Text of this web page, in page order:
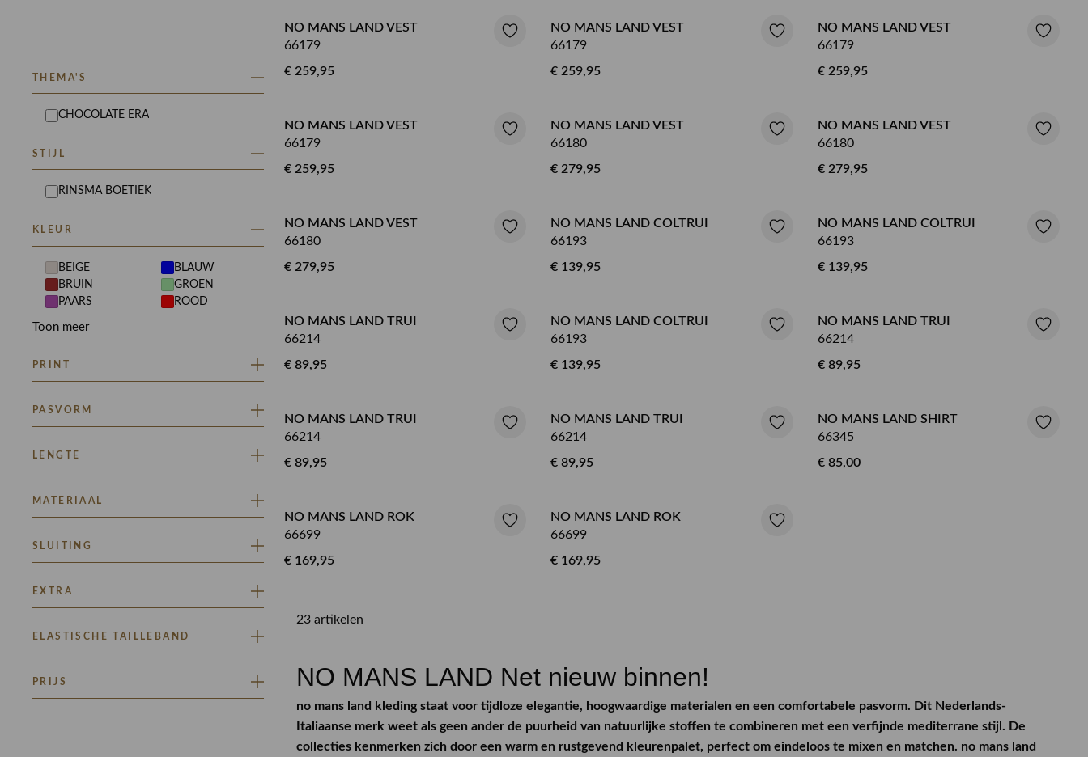
THEMA'S
CHOCOLATE ERA
STIJL
RINSMA BOETIEK
KLEUR
BEIGE
BLAUW
BRUIN
GROEN
PAARS
ROOD
Toon meer
PRINT
PASVORM
LENGTE
MATERIAAL
SLUITING
EXTRA
ELASTISCHE TAILLEBAND
PRIJS
NO MANS LAND VEST
66179
€ 259,95
NO MANS LAND VEST
66179
€ 259,95
NO MANS LAND VEST
66179
€ 259,95
NO MANS LAND VEST
66179
€ 259,95
NO MANS LAND VEST
66180
€ 279,95
NO MANS LAND VEST
66180
€ 279,95
NO MANS LAND VEST
66180
€ 279,95
NO MANS LAND COLTRUI
66193
€ 139,95
NO MANS LAND COLTRUI
66193
€ 139,95
NO MANS LAND TRUI
66214
€ 89,95
NO MANS LAND COLTRUI
66193
€ 139,95
NO MANS LAND TRUI
66214
€ 89,95
NO MANS LAND TRUI
66214
€ 89,95
NO MANS LAND TRUI
66214
€ 89,95
NO MANS LAND SHIRT
66345
€ 85,00
NO MANS LAND ROK
66699
€ 169,95
NO MANS LAND ROK
66699
€ 169,95
23 artikelen
NO MANS LAND Net nieuw binnen!
no mans land kleding staat voor tijdloze elegantie, hoogwaardige materialen en een comfortabele pasvorm. Dit Nederlands-
Italiaanse merk weet als geen ander de puurheid van natuurlijke stoffen te combineren met een verfijnde mediterrane stijl. De
collecties kenmerken zich door een warm en rustgevend kleurenpalet, perfect om eindeloos te mixen en matchen. no mans land